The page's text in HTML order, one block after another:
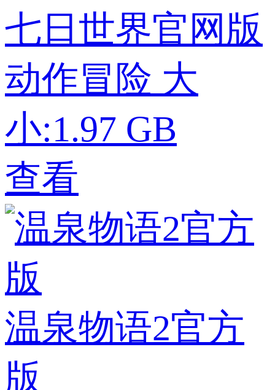
七日世界官网版
动作冒险 大
小:1.97 GB
查看
温泉物语2官方
版